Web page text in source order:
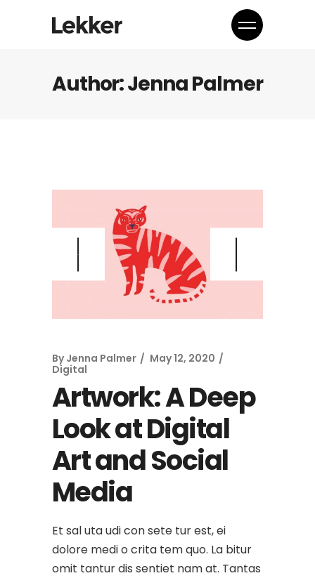
Author: Jenna Palmer
By Jenna Palmer
May 12, 2020
Digital
Artwork: A Deep
Look at Digital
Art and Social
Media
Et sal uta udi con sete tur est, ei
dolore medi o crita tem quo. La bitur
omit tantur dis sentiet nam at. Tantas